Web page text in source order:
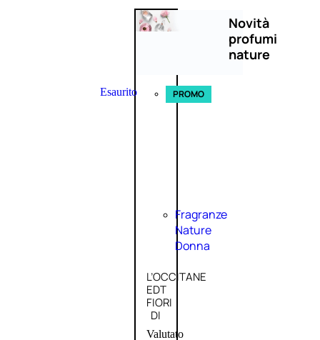
Novità
profumi
nature
Esaurito PROMO
Fragranze
Nature
Donna
L’OCCITANE
EDT
FIORI
DI
Valutato